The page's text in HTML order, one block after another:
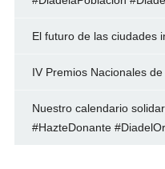
El futuro de las ciudades
IV Premios Nacionales
Nuestro calendario
#HazteDonante